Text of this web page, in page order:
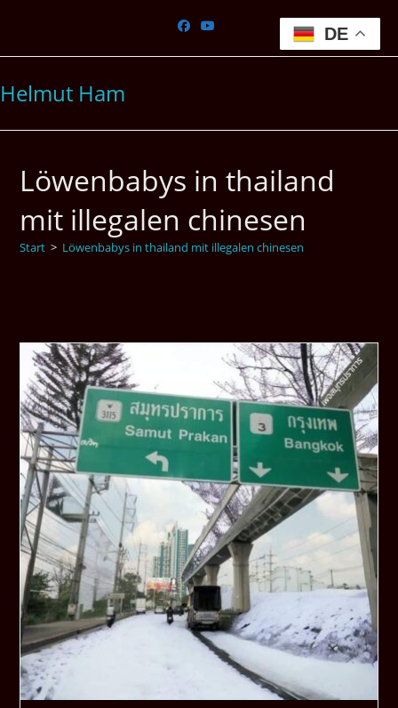
springen
Helmut Ham
Löwenbabys in thailand
mit illegalen chinesen
Start > Löwenbabys in thailand mit illegalen chinesen
DE